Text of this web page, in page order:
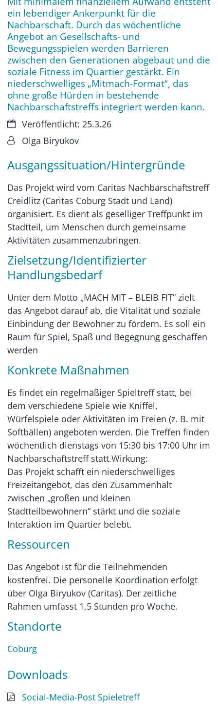
ein lebendiger Ankerpunkt für die
Nachbarschaft. Durch das wöchentliche
Angebot an Gesellschafts- und
Bewegungsspielen werden Barrieren
zwischen den Generationen abgebaut und die
soziale Fitness im Quartier gestärkt. Ein
niederschwelliges „Mitmach-Format“, das
ohne große Hürden in bestehende
Nachbarschaftstreffs integriert werden kann.
Datum:Veröffentlicht: 25.3.26
Von:Olga Biryukov
Ausgangssituation/Hintergründe
Das Projekt wird vom Caritas Nachbarschaftstreff
Creidlitz (Caritas Coburg Stadt und Land)
organisiert. Es dient als geselliger Treffpunkt im
Stadtteil, um Menschen durch gemeinsame
Aktivitäten zusammenzubringen.
Zielsetzung/Identifizierter
Handlungsbedarf
Unter dem Motto „MACH MIT – BLEIB FIT“ zielt
das Angebot darauf ab, die Vitalität und soziale
Einbindung der Bewohner zu fördern. Es soll ein
Raum für Spiel, Spaß und Begegnung geschaffen
werden
Konkrete Maßnahmen
Es findet ein regelmäßiger Spieltreff statt, bei
dem verschiedene Spiele wie Kniffel,
Würfelspiele oder Aktivitäten im Freien (z. B. mit
Softbällen) angeboten werden. Die Treffen finden
wöchentlich dienstags von 15:30 bis 17:00 Uhr im
Nachbarschaftstreff statt.Wirkung:
Das Projekt schafft ein niederschwelliges
Freizeitangebot, das den Zusammenhalt
zwischen „großen und kleinen
Stadtteilbewohnern“ stärkt und die soziale
Interaktion im Quartier belebt.
Ressourcen
Das Angebot ist für die Teilnehmenden
kostenfrei. Die personelle Koordination erfolgt
über Olga Biryukov (Caritas). Der zeitliche
Rahmen umfasst 1,5 Stunden pro Woche.
Standorte
Coburg
Downloads
Social-Media-Post Spieletreff